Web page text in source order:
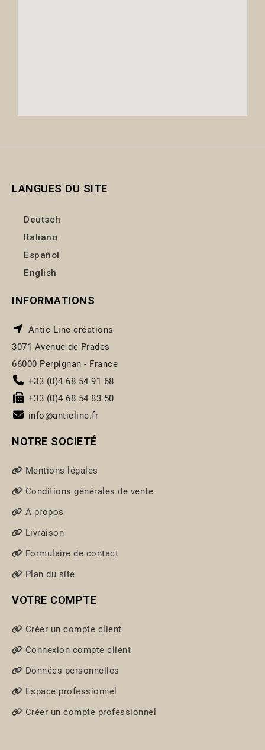
LANGUES DU SITE
Deutsch
Italiano
Español
English
INFORMATIONS
Antic Line créations
3071 Avenue de Prades
66000 Perpignan - France
+33 (0)4 68 54 91 68
+33 (0)4 68 54 83 50
info@anticline.fr
NOTRE SOCIETÉ
Mentions légales
Conditions générales de vente
A propos
Livraison
Formulaire de contact
Plan du site
VOTRE COMPTE
Créer un compte client
Connexion compte client
Données personnelles
Espace professionnel
Créer un compte professionnel